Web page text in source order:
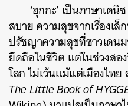
‘ฮุกกะ’ เป็นภาษาเด
สบาย ความสุขจากเรื่องเ
ปรัชญาความสุขที่ชาวเดน
ยึดถือในชีวิต แต่ในช่วงสอ
โลก ไม่เว้นแม้แต่เมืองไท
The Little Book of